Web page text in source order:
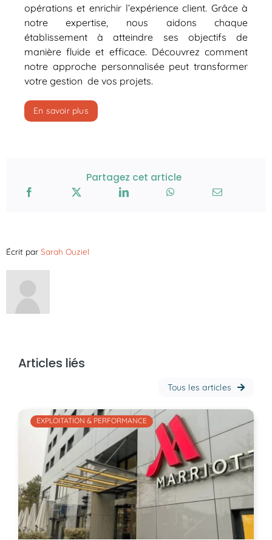
opérations et enrichir l’expérience client. Grâce à
notre expertise, nous aidons chaque
établissement à atteindre ses objectifs de
manière fluide et efficace. Découvrez comment
notre approche personnalisée peut transformer
votre gestion de vos projets.
En savoir plus
Partagez cet article
Écrit par Sarah Ouziel
Articles liés
Tous les articles
EXPLOITATION & PERFORMANCE